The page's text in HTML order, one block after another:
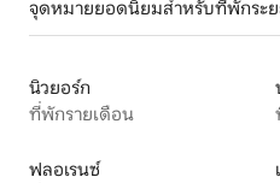
จุดหมายยอดนิยมสำหรับที่พักระย
นิวยอร์ก
ที่พักรายเดือน
ฟลอเรนซ์